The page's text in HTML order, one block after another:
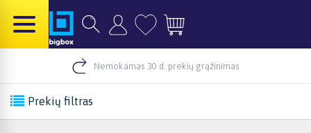
Nemokamas 30 d. prekių grąžinimas
Prekių filtras